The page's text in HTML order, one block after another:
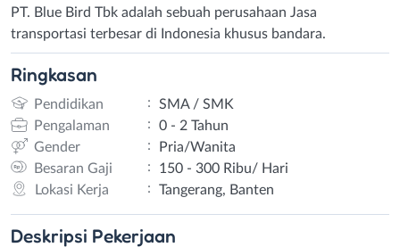
PT. Blue Bird Tbk adalah sebuah perusahaan Jasa
transportasi terbesar di Indonesia khusus bandara.
Ringkasan
Pendidikan :
SMA / SMK
Pengalaman
:
0 - 2 Tahun
Gender
:
Pria/Wanita
Besaran Gaji
:
150 - 300 Ribu/ Hari
Lokasi Kerja
: Tangerang, Banten
Deskripsi Pekerjaan